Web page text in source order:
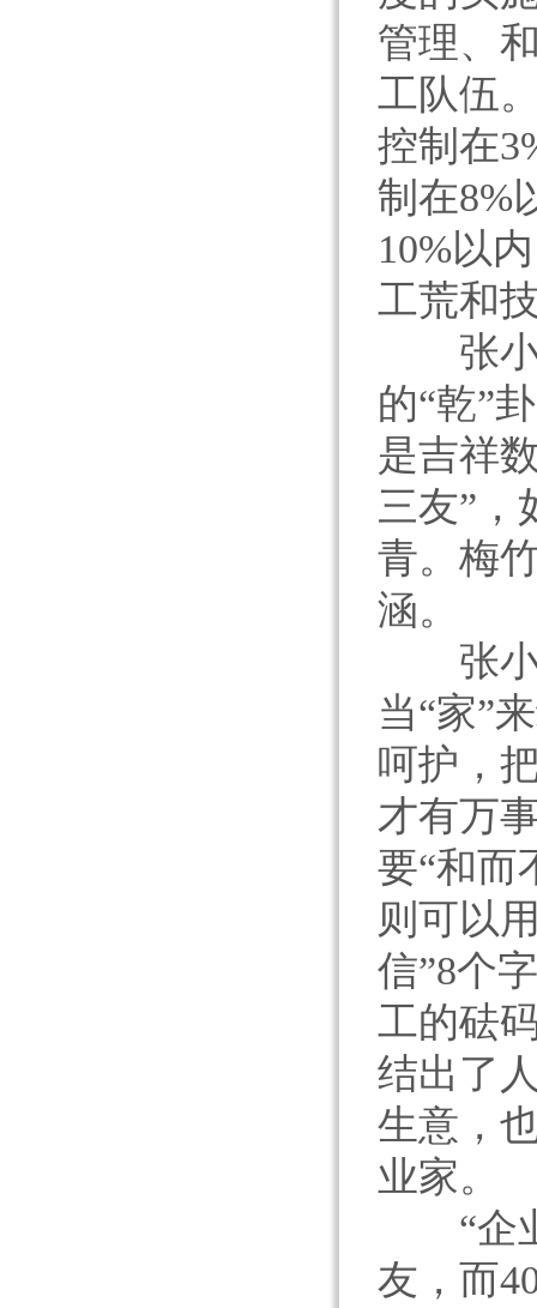
管理、
工队伍
控制在
制在8%
10%以
工荒和
张小
的“乾”
是吉祥
三友”，
青。梅
涵。
张小
当“家”
呵护，
才有万
要“和而
则可以
信”8个
工的砝
结出了
生意，
业家。
“企业
友，而